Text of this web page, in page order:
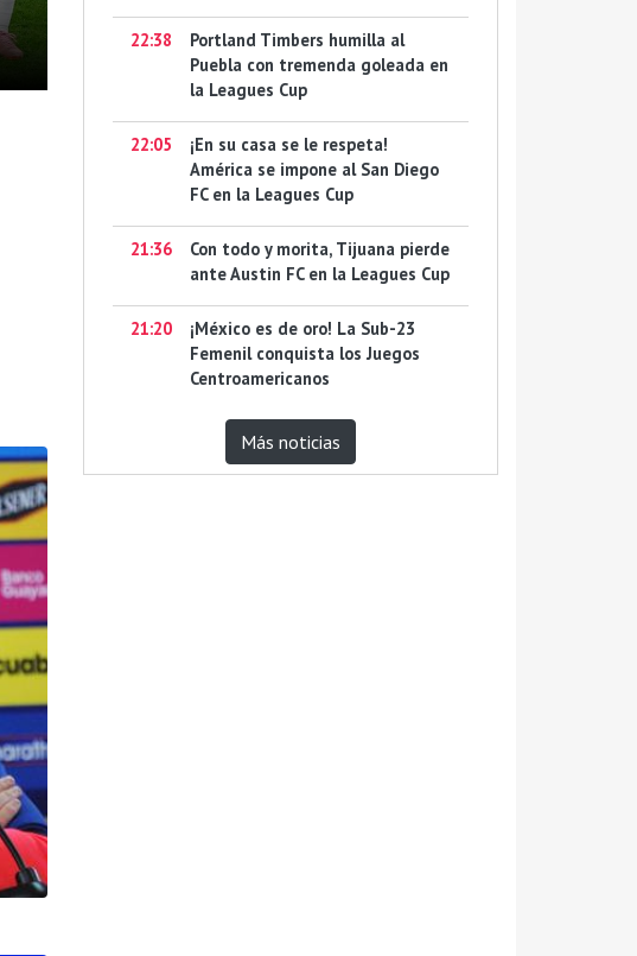
22:38
Portland Timbers humilla al
Puebla con tremenda goleada en
la Leagues Cup
22:05
¡En su casa se le respeta!
América se impone al San Diego
FC en la Leagues Cup
21:36
Con todo y morita, Tijuana pierde
ante Austin FC en la Leagues Cup
21:20
¡México es de oro! La Sub-23
Femenil conquista los Juegos
Centroamericanos
Más noticias